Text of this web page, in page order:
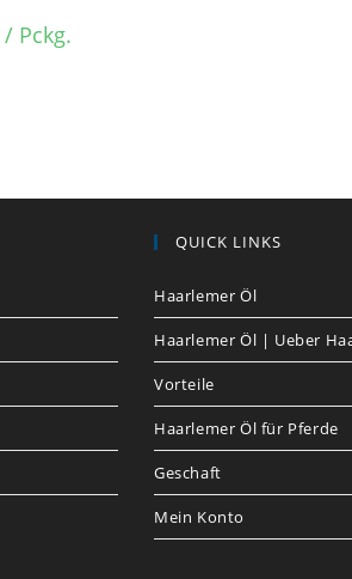
/ Pckg.
QUICK LINKS
Haarlemer Öl
Haarlemer Öl | Ueber
Vorteile
Haarlemer Öl für Pferde
Geschaft
Mein Konto